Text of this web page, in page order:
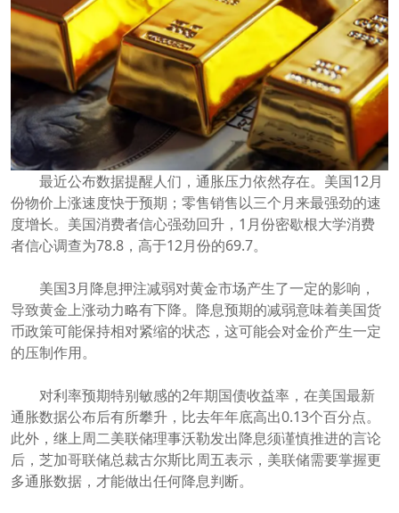
最近公布数据提醒人们，通胀压力依然存在。美国12月
份物价上涨速度快于预期；零售销售以三个月来最强劲的速
度增长。美国消费者信心强劲回升，1月份密歇根大学消费
者信心调查为78.8，高于12月份的69.7。
美国3月降息押注减弱对黄金市场产生了一定的影响，
导致黄金上涨动力略有下降。降息预期的减弱意味着美国货
币政策可能保持相对紧缩的状态，这可能会对金价产生一定
的压制作用。
对利率预期特别敏感的2年期国债收益率，在美国最新
通胀数据公布后有所攀升，比去年年底高出0.13个百分点。
此外，继上周二美联储理事沃勒发出降息须谨慎推进的言论
后，芝加哥联储总裁古尔斯比周五表示，美联储需要掌握更
多通胀数据，才能做出任何降息判断。